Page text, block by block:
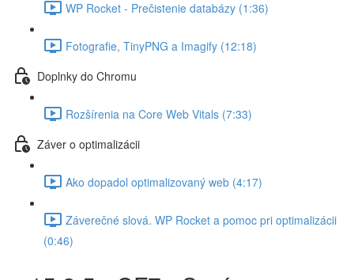
WP Rocket - Prečistenie databázy (1:36)
Fotografie, TinyPNG a Imagify (12:18)
Doplnky do Chromu
Rozšírenia na Core Web Vitals (7:33)
Záver o optimalizácii
Ako dopadol optimalizovaný web (4:17)
Záverečné slová. WP Rocket a pomoc pri optimalizácii
(0:46)